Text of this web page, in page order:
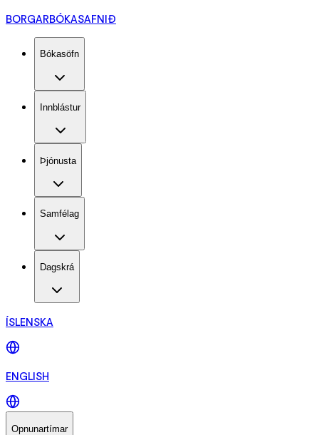
BORGARBÓKASAFNIÐ
Bókasöfn
Innblástur
Þjónusta
Samfélag
Dagskrá
ÍSLENSKA
ENGLISH
Opnunartímar